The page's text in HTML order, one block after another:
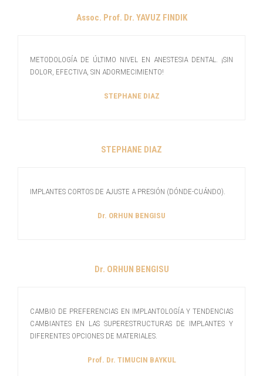
Assoc. Prof. Dr. YAVUZ FINDIK
METODOLOGÍA DE ÚLTIMO NIVEL EN ANESTESIA DENTAL. ¡SIN
DOLOR, EFECTIVA, SIN ADORMECIMIENTO!
STEPHANE DIAZ
STEPHANE DIAZ
IMPLANTES CORTOS DE AJUSTE A PRESIÓN (DÓNDE-CUÁNDO).
Dr. ORHUN BENGISU
Dr. ORHUN BENGISU
CAMBIO DE PREFERENCIAS EN IMPLANTOLOGÍA Y TENDENCIAS
CAMBIANTES EN LAS SUPERESTRUCTURAS DE IMPLANTES Y
DIFERENTES OPCIONES DE MATERIALES.
Prof. Dr. TIMUCIN BAYKUL